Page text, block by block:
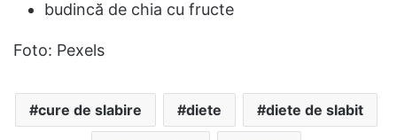
budincă de chia cu fructe
Foto: Pexels
cure de slabire diete diete de slabit